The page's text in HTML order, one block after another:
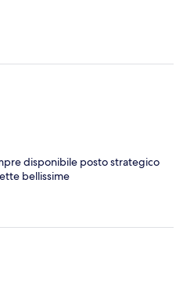
disponibile posto strategico
bellissime